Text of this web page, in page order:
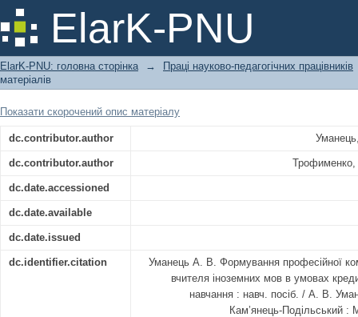
ElarK-PNU
Формування професійної
мов в умовах кредитно-модульної
ElarK-PNU: головна сторінка →
Праці науково-педагогічних працівників
матеріалів
Показати скорочений опис матеріалу
dc.contributor.author
dc.contributor.author Трофименко,
dc.date.accessioned
dc.date.available
dc.date.issued
dc.identifier.citation
Уманець А. В. Формування професійної
вчителя іноземних мов в умовах
навчання : навч. посіб. / А. В.
Кам’янець-Подільський